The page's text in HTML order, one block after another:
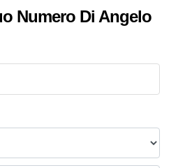
Numero Di Angelo